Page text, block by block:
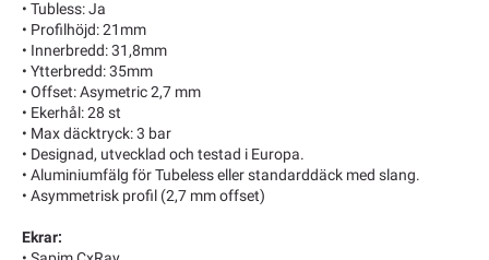
• Tubless: Ja
• Profilhöjd: 21mm
• Innerbredd: 31,8mm
• Ytterbredd: 35mm
• Offset: Asymetric 2,7 mm
• Ekerhål: 28 st
• Max däcktryck: 3 bar
• Designad, utvecklad och testad i Europa.
• Aluminiumfälg för Tubeless eller standarddäck med slang.
• Asymmetrisk profil (2,7 mm offset)
Ekrar: